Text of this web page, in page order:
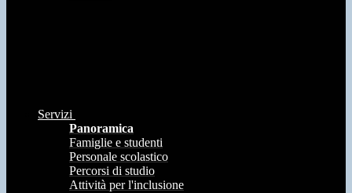
Servizi
Panoramica
Famiglie e studenti
Personale scolastico
Percorsi di studio
Attività per l'inclusione